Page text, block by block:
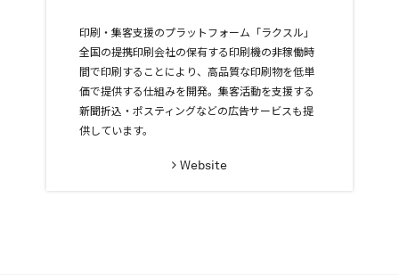
印刷・集客支援のプラットフォーム「ラクスル」
全国の提携印刷会社の保有する印刷機の非稼働時
間で印刷することにより、高品質な印刷物を低単
価で提供する仕組みを開発。集客活動を支援する
新聞折込・ポスティングなどの広告サービスも提
供しています。
Website